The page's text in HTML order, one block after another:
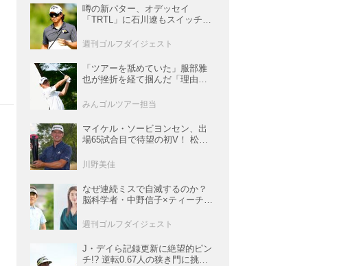
噂の新パター、オデッセイ
「TRTL」に石川遼もスイッチ！
績上昇中
週刊ゴルフダイジェスト
「ツアーを舐めていた」服部雅
也が挫折を経て掴んだ「理由あ
ー次世代スター列伝#45】
みんゴルツアー担当
マイケル・ソービヨンセン、出
場65試合目で待望の初V！ 松山
【米男子ツアー】
川野美佳
なぜ連続ミスで自滅するのか？
脳科学者・中野信子×ティーチン
攻略法
週刊ゴルフダイジェスト
J・デイら記録更新に絶望的ピン
チ!? 逆転0.67人の狭き門に挑む